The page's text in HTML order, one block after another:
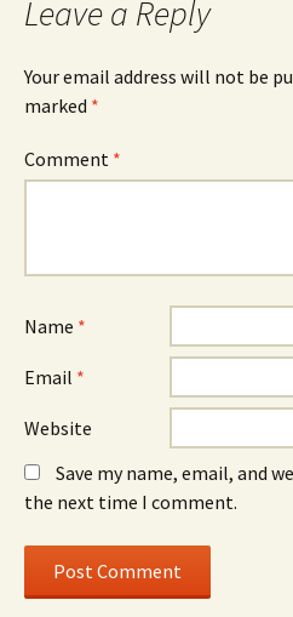
Leave a Reply
Your email address will not be
marked *
Comment *
Name *
Email *
Website
Save my name, email, and
the next time I comment.